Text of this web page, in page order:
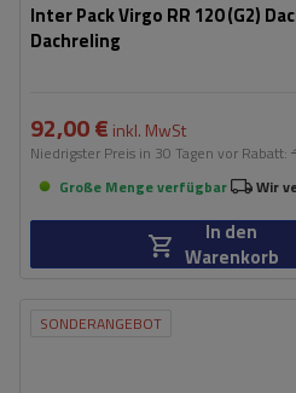
Inter Pack Virgo RR 120 (G2)
Dachreling
92,00 € inkl. MwSt
Niedrigster Preis in 30 Tagen vor Rabatt:
Große Menge verfügbar
Wir
In den
Warenkorb
SONDERANGEBOT